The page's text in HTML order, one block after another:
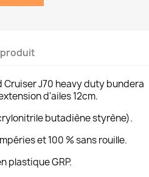
Cruiser J70 heavy duty bundera
d'ailes 12cm.
butadiène styrène).
et 100 % sans rouille.
plastique GRP.